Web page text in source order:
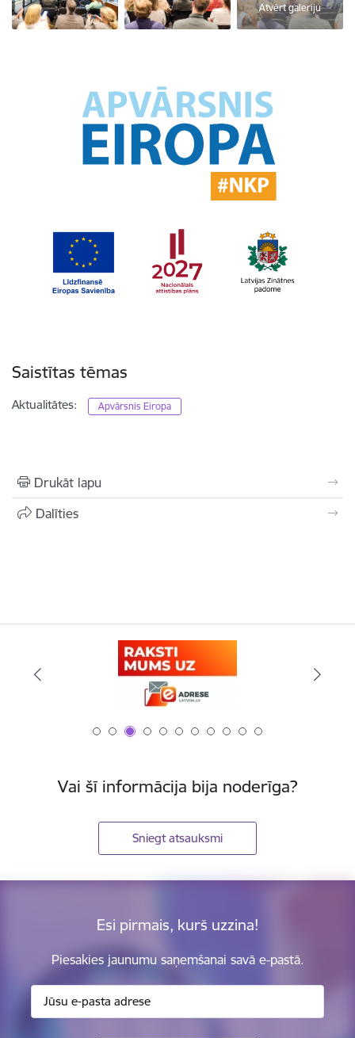
Atvērt galeriju
Saistītas tēmas
Aktualitātes: Apvārsnis Eiropa
Drukāt lapu
Dalīties
Vai šī informācija bija noderīga?
Sniegt atsauksmi
Esi pirmais, kurš uzzina!
Piesakies jaunumu saņemšanai savā e-pastā.